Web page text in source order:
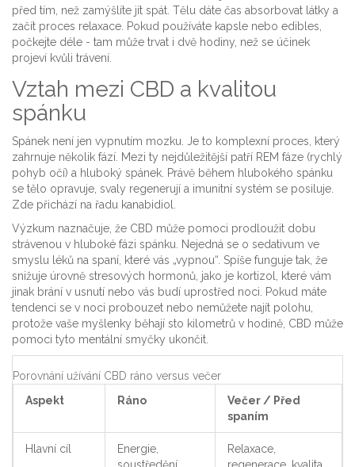
před tím, než zamýšlíte jít spát. Tělu dáte čas absorbovat látky a
začít proces relaxace. Pokud používáte kapsle nebo edibles,
počkejte déle - tam může trvat i dvě hodiny, než se účinek
projeví kvůli trávení.
Vztah mezi CBD a kvalitou
spánku
Spánek není jen vypnutím mozku. Je to komplexní proces, který
zahrnuje několik fází. Mezi ty nejdůležitější patří REM fáze (rychlý
pohyb očí) a hluboký spánek. Právě během hlubokého spánku
se tělo opravuje, svaly regenerují a imunitní systém se posiluje.
Zde přichází na řadu kanabidiol.
Výzkum naznačuje, že CBD může pomoci prodloužit dobu
strávenou v hluboké fázi spánku. Nejedná se o sedativum ve
smyslu léků na spaní, které vás „vypnou“. Spíše funguje tak, že
snižuje úrovně stresových hormonů, jako je kortizol, které vám
jinak brání v usnutí nebo vás budí uprostřed noci. Pokud máte
tendenci se v noci probouzet nebo nemůžete najít polohu,
protože vaše myšlenky běhají sto kilometrů v hodině, CBD může
pomoci tyto mentální smyčky ukončit.
Porovnání užívání CBD ráno versus večer
Aspekt
Ráno
Večer / Před
spaním
Hlavní cíl
Energie,
Relaxace,